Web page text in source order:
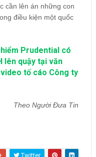
cần lên án những con
điều kiện một quốc
Prudential có
lên quậy tại văn
tố cáo Công ty
Theo Người Đưa Tin
Twitter